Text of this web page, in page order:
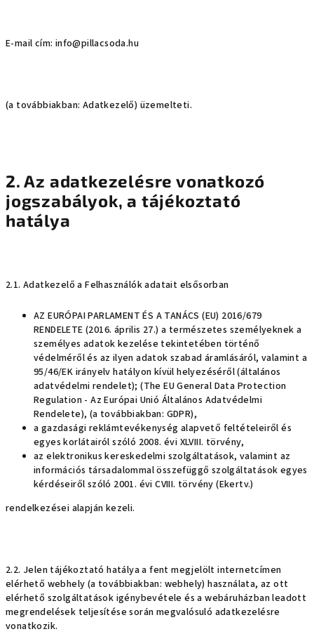
E-mail cím: info@pillacsoda.hu
(a továbbiakban: Adatkezelő) üzemelteti.
2. Az adatkezelésre vonatkozó
jogszabályok, a tájékoztató
hatálya
2.1. Adatkezelő a Felhasználók adatait elsősorban
AZ EURÓPAI PARLAMENT ÉS A TANÁCS (EU) 2016/679
RENDELETE (2016. április 27.) a természetes személyeknek a
személyes adatok kezelése tekintetében történő
védelméről és az ilyen adatok szabad áramlásáról, valamint a
95/46/EK irányelv hatályon kívül helyezéséről (általános
adatvédelmi rendelet); (The EU General Data Protection
Regulation - Az Európai Unió Általános Adatvédelmi
Rendelete), (a továbbiakban: GDPR),
a gazdasági reklámtevékenység alapvető feltételeiről és
egyes korlátairól szóló 2008. évi XLVIII. törvény,
az elektronikus kereskedelmi szolgáltatások, valamint az
információs társadalommal összefüggő szolgáltatások egyes
kérdéseiről szóló 2001. évi CVIII. törvény (Ekertv.)
rendelkezései alapján kezeli.
2.2. Jelen tájékoztató hatálya a fent megjelölt internetcímen
elérhető webhely (a továbbiakban: webhely) használata, az ott
elérhető szolgáltatások igénybevétele és a webáruházban leadott
megrendelések teljesítése során megvalósuló adatkezelésre
vonatkozik.